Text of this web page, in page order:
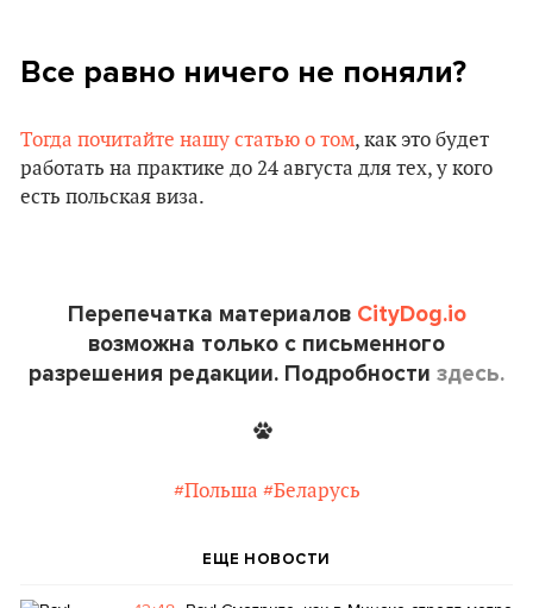
Все равно ничего не поняли?
Тогда почитайте нашу статью о том, как это будет
работать на практике до 24 августа для тех, у кого
есть польская виза.
Перепечатка материалов CityDog.io
возможна только с письменного
разрешения редакции. Подробности здесь.
#Польша #Беларусь
ЕЩЕ НОВОСТИ